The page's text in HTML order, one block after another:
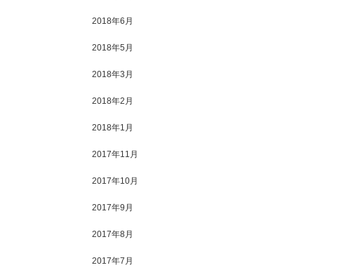
2018年6月
2018年5月
2018年3月
2018年2月
2018年1月
2017年11月
2017年10月
2017年9月
2017年8月
2017年7月